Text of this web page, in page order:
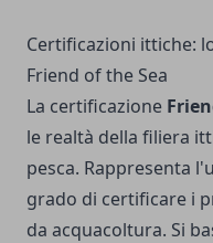
Certificazioni ittiche:
Friend of the Sea
La certificazione
le realtà della filiera
pesca. Rappresenta
grado di certificare i
da acquacoltura. Si